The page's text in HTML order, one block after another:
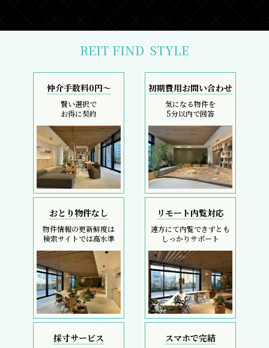
REIT FIND STYLE
仲介手数料0円～
賢い選択で
お得に契約
初期費用お問い合わせ
気になる物件を
5分以内で回答
おとり物件なし
物件情報の更新鮮度は
検索サイトでは高水準
リモート内覧対応
遠方にて内覧できずとも
しっかりサポート
採寸サービス スマホで完結